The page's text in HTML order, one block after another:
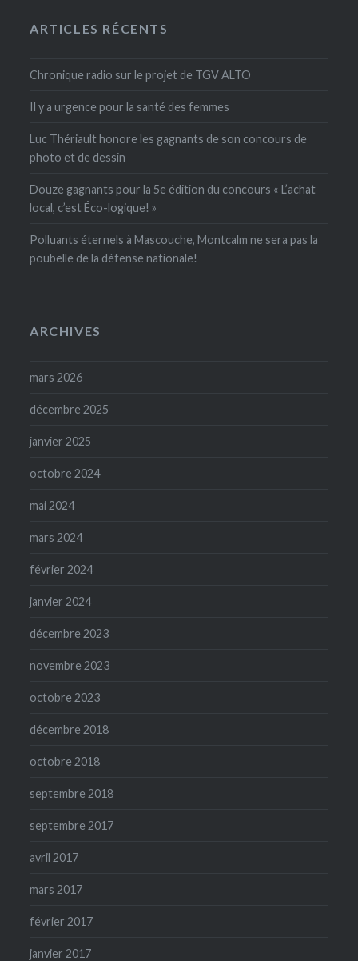
ARTICLES RÉCENTS
Chronique radio sur le projet de TGV ALTO
Il y a urgence pour la santé des femmes
Luc Thériault honore les gagnants de son concours de
photo et de dessin
Douze gagnants pour la 5e édition du concours « L’achat
local, c’est Éco-logique! »
Polluants éternels à Mascouche, Montcalm ne sera pas la
poubelle de la défense nationale!
ARCHIVES
mars 2026
décembre 2025
janvier 2025
octobre 2024
mai 2024
mars 2024
février 2024
janvier 2024
décembre 2023
novembre 2023
octobre 2023
décembre 2018
octobre 2018
septembre 2018
septembre 2017
avril 2017
mars 2017
février 2017
janvier 2017